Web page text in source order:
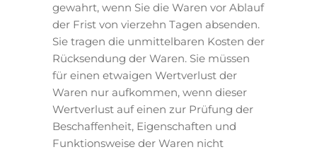
gewahrt, wenn Sie die Waren vor Ablauf
der Frist von vierzehn Tagen absenden.
Sie tragen die unmittelbaren Kosten der
Rücksendung der Waren. Sie müssen
für einen etwaigen Wertverlust der
Waren nur aufkommen, wenn dieser
Wertverlust auf einen zur Prüfung der
Beschaffenheit, Eigenschaften und
Funktionsweise der Waren nicht